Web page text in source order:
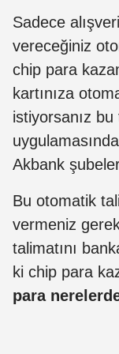
Sadece
vereceğiniz
chip para
kartınıza
istiyorsanız bu
Akbank
Bu otomatik
vermeniz
talimatını
ki chip para
para